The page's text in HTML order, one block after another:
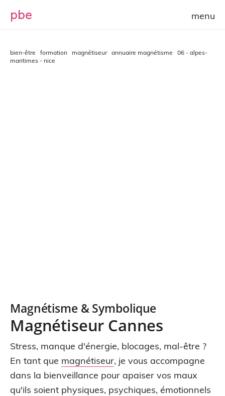
pbe
bien-être formation magnétiseur annuaire magnétisme
06 - alpes-
maritimes - nice
Magnétisme & Symbolique
Magnétiseur Cannes
Stress, manque d'énergie, blocages, mal-être ?
En tant que magnétiseur, je vous accompagne
dans la bienveillance pour apaiser vos maux
qu'ils soient physiques, psychiques, émotionnels